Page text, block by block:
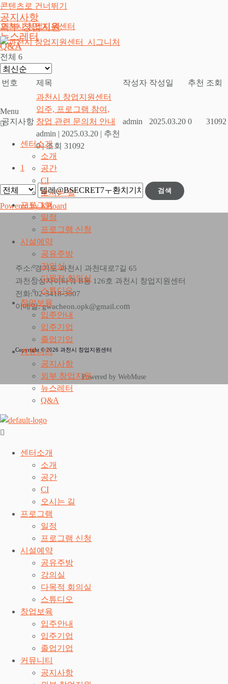
콘텐츠로 건너뛰기
과천시 창업지원센터
Menu
센터소개
소개
공간
CI
오시는 길
프로그램
일정
프로그램 신청
시설예약
공유주방
강의실
다목적 회의실
스튜디오
창업보육
입주안내
입주기업
졸업기업
커뮤니티
공지사항
외부 창업지원
뉴스레터
Q&A
센터소개
소개
공간
CI
오시는 길
프로그램
일정
프로그램 신청
시설예약
공유주방
강의실
다목적 회의실
스튜디오
창업보육
입주안내
입주기업
졸업기업
커뮤니티
공지사항
공지사항
외부 창업지원
뉴스레터
Q&A
전체 6
번호 제목 작성자 작성일 추천 조회
공지사항
과천시 창업지원센터
입주, 프로그램 참여,
창업 관련 문의처 안내
admin | 2025.03.20 | 추천
0 | 조회 31092
admin 2025.03.20 0 31092
1
검색
Powered by KBoard
주소: 경기도 과천시 과천대로7길 65
과천상상자이타워 B동 126호 과천시 창업지원센터
전화: 02-3418-3007
이메일: gwacheon.opk@gmail.com
Copyright © 2026 과천시 창업지원센터
Powered by WebMuse